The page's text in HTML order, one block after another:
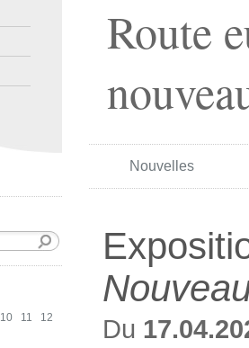
10 11 12
Route
Nouvelles
Du